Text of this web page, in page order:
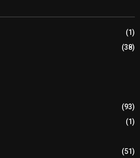
(1)
(38)
(93)
(1)
(51)